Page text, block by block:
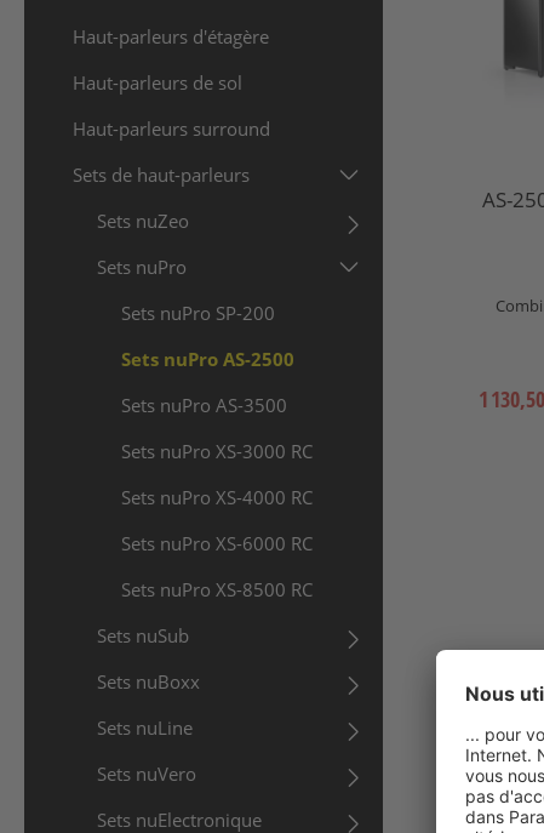
Haut-parleurs d'étagère
Haut-parleurs de sol
Haut-parleurs surround
Sets de haut-parleurs
Sets nuZeo
Sets nuPro
Sets nuPro SP-200
Sets nuPro AS-2500
Sets nuPro AS-3500
Sets nuPro XS-3000 RC
Sets nuPro XS-4000 RC
Sets nuPro XS-6000 RC
Sets nuPro XS-8500 RC
Sets nuSub
Sets nuBoxx
Sets nuLine
Sets nuVero
Sets nuElectronique
AS-
1